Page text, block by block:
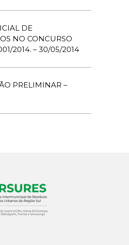
DE
NO CONCURSO
2014. – 30/05/2014
PRELIMINAR –